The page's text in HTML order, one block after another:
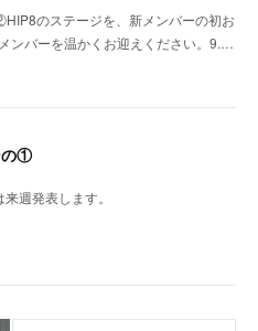
のステージを、新メンバーの初お
ンバーを温かくお迎えください。9.…
の①
週発表します。